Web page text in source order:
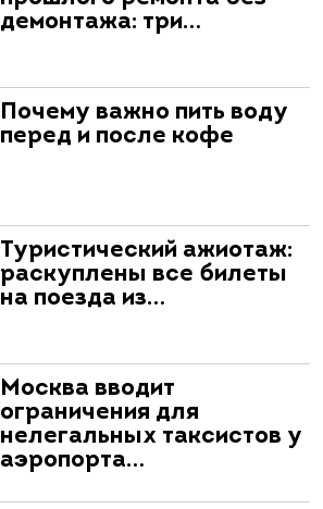
демонтажа: три…
Почему важно пить воду
перед и после кофе
Туристический ажиотаж:
раскуплены все билеты
на поезда из…
Москва вводит
ограничения для
нелегальных таксистов у
аэропорта…